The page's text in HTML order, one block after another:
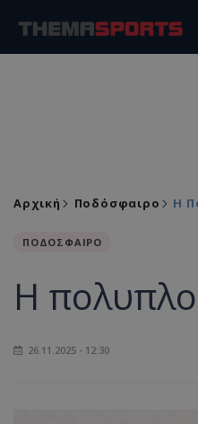
Αρχική Ποδόσφαιρο Η
ΠΟΔΟΣΦΑΙΡΟ
Η
26.11.2025 - 12:30